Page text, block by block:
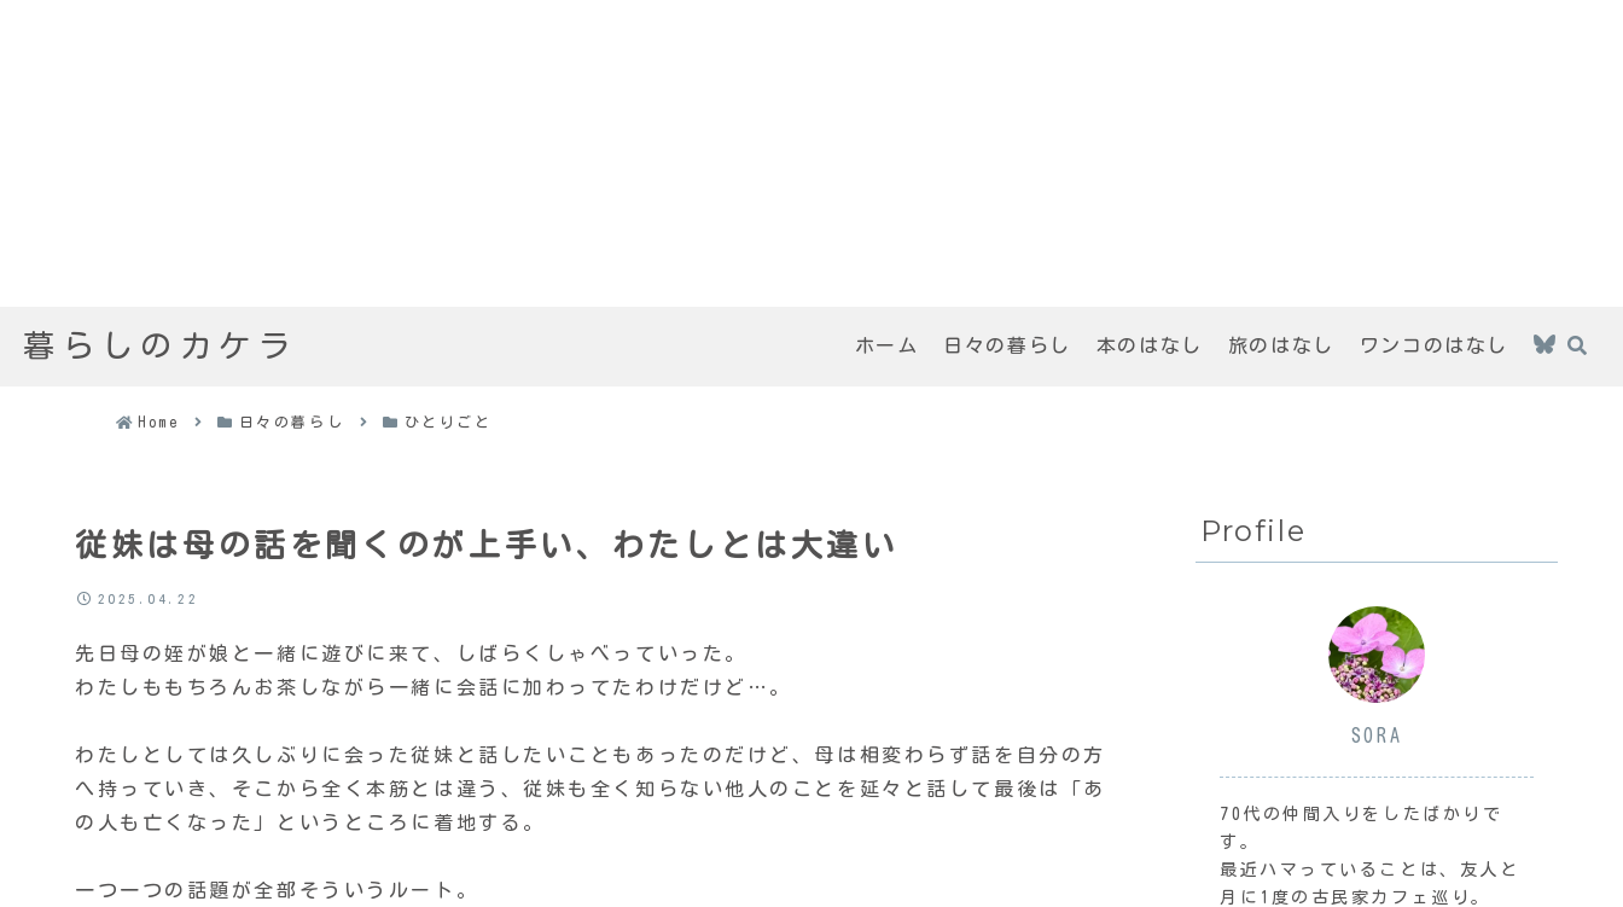
暮らしのカケラ ホーム 日々の暮らし 本のはなし 旅のはなし ワンコのはなし
Home 日々の暮らし ひとりごと
従妹は母の話を聞くのが上手い、わたしとは大違い
2025.04.22
先日母の姪が娘と一緒に遊びに来て、しばらくしゃべっていった。
わたしももちろんお茶しながら一緒に会話に加わってたわけだけど…。
わたしとしては久しぶりに会った従妹と話したいこともあったのだけど、母は相変わらず話を自分の方
へ持っていき、そこから全く本筋とは違う、従妹も全く知らない他人のことを延々と話して最後は「あ
の人も亡くなった」というところに着地する。
一つ一つの話題が全部そういうルート。
Profile
SORA
70代の仲間入りをしたばかりで
す。
最近ハマっていることは、友人と
月に1度の古民家カフェ巡り。